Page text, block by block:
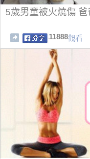
5歲男童被火燒傷
11888觀看